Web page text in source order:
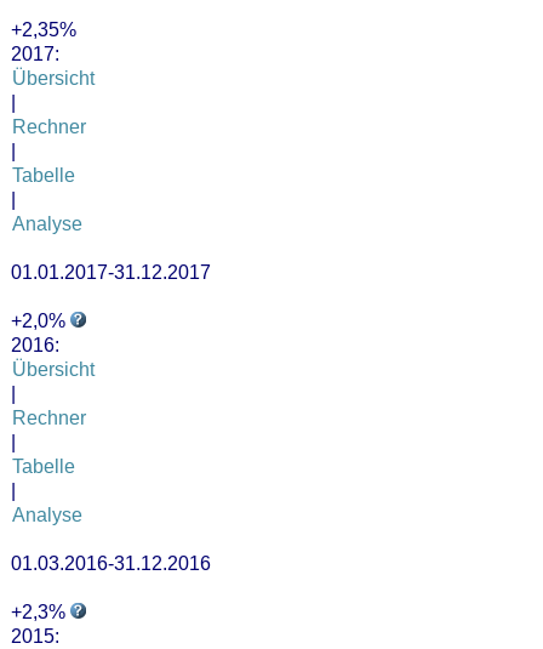
+2,35%
2017:
Übersicht
Rechner
Tabelle
Analyse
01.01.2017-31.12.2017
+2,0%
2016:
Übersicht
Rechner
Tabelle
Analyse
01.03.2016-31.12.2016
+2,3%
2015: